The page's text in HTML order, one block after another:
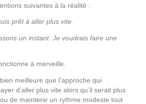
suivantes à la réalité :
prêt à aller plus vite.
un instant. Je voudrais faire une
à merveille.
meilleure que l’approche qui
d’aller plus vite alors qu’il serait plus
de maintenir un rythme modeste tout